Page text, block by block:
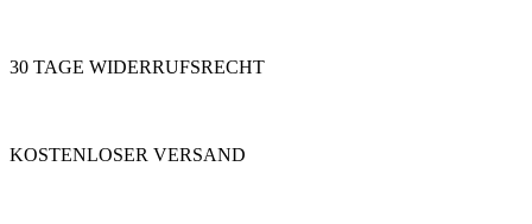
30 TAGE WIDERRUFSRECHT
KOSTENLOSER VERSAND